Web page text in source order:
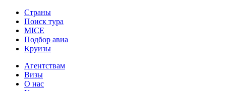
Страны
Поиск тура
MICE
Подбор авиа
Круизы
Агентствам
Визы
О нас